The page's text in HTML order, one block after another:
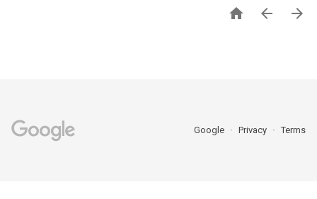
  
Google Privacy Terms